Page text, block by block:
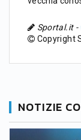
Sportal.it -
Copyright
NOTIZIE